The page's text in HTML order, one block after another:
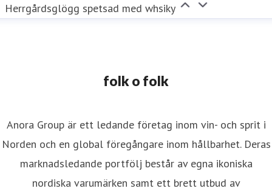
Herrgårdsglögg spetsad med whsiky
folk o folk
Anora Group är ett ledande företag inom vin- och sprit i
Norden och en global föregångare inom hållbarhet. Deras
marknadsledande portfölj består av egna ikoniska
nordiska varumärken samt ett brett utbud av